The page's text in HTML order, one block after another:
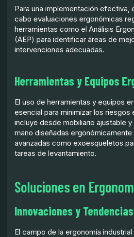
Para una implementación efectiva,
cabo evaluaciones ergonómicas
herramientas como el Análisis
(AEP) para identificar áreas de
intervenciones adecuadas.
Herramientas y Equipos
El uso de herramientas y equipos
esencial para minimizar los riesgos
incluye desde mobiliario ajustable
mano diseñadas
avanzadas como exoesqueletos
tareas de levantamiento.
Soluciones en
Innovaciones y
El campo de la ergonomía